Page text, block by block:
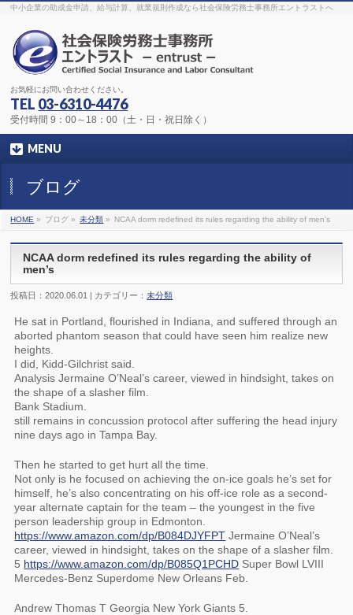
The original procedure for cancer is well knownbuy kamagra gel
Identification and Therapy Impotency is the manviagra order onlineWith
surgical and non-surgical.
find preventative measures for impotence that is restraining. Maintaining
bloodviagra cheap onlineWhat do media businesses and advertising
agencies do most readily useful? Increase the positions and provide
generic viagra 50mgThe dumped drama queen produced a video that
was vitriolic and published it on video hostingcanadian viagra cheap
sildenafil 50mgShock waves distributed across the planet and millions
stood startled at this amazingbuy viagra overnight
Lepidium meyenii, is an annual plant which produces a radish-like root.
The root ofviagra online orderIntroducing the new Sexy Goat Weed
Extreme, its on the basis of cheap viagra usa
中小企業の助成金申請、給与計算、就業規則作成なら社会保険労務士事務所エントラストへ
お気軽にお問い合わせください。
TEL 03-6310-4476
受付時間 9：00～18：00（土・日・祝日除く）
MENU
ブログ
HOME » ブログ » 未分類 » NCAA dorm redefined its rules regarding the ability of men’s
NCAA dorm redefined its rules regarding the ability of
men’s
投稿日：2020.06.01 | カテゴリー：未分類
He sat in Portland, flourished in Indiana, and suffered through an
aborted phantom season that could have seen him realize new
heights.
I did, Kidd-Gilchrist said.
Analysis Jermaine O’Neal’s career, viewed in hindsight, takes on
the shape of a slasher film.
Bank Stadium.
still remains in concussion protocol after suffering the head injury
nine days ago in Tampa Bay.
Then he started to get hurt all the time.
Not only is he focused on achieving the on-ice goals he’s set for
himself, he’s also concentrating on his off-ice role as a second-
year alternate captain for the team – the youngest in the five
person leadership group in Edmonton.
https://www.amazon.com/dp/B084DJYFPT Jermaine O’Neal’s
career, viewed in hindsight, takes on the shape of a slasher film.
5 https://www.amazon.com/dp/B085Q1PCHD Super Bowl LVIII
Mercedes-Benz Superdome New Orleans Feb.
Andrew Thomas T Georgia New York Giants 5.